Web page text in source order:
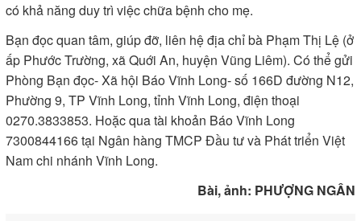
có khả năng duy trì việc chữa bệnh cho mẹ.
Bạn đọc quan tâm, giúp đỡ, liên hệ địa chỉ bà Phạm Thị Lệ (ở
ấp Phước Trường, xã Quới An, huyện Vũng Liêm). Có thể gửi
Phòng Bạn đọc- Xã hội Báo Vĩnh Long- số 166D đường N12,
Phường 9, TP Vĩnh Long, tỉnh Vĩnh Long, điện thoại
0270.3833853. Hoặc qua tài khoản Báo Vĩnh Long
7300844166 tại Ngân hàng TMCP Đầu tư và Phát triển Việt
Nam chi nhánh Vĩnh Long.
Bài, ảnh: PHƯỢNG NGÂN